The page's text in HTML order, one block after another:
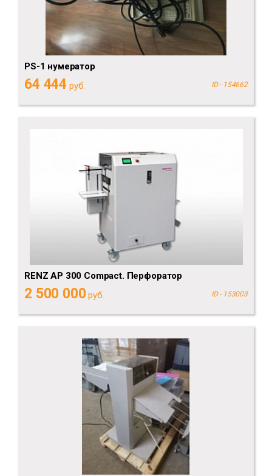
PS-1 нумератор
64 444 руб. ID - 154662
RENZ AP 300 Compact. Перфоратор
2 500 000 руб. ID - 153003